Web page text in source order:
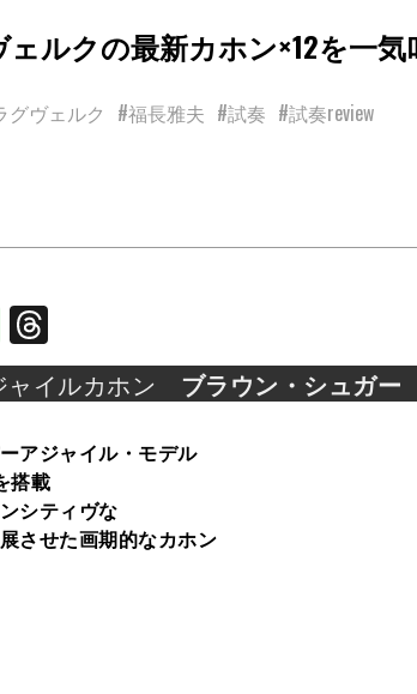
ルクの最新カホン×12を一
グヴェルク #福長雅夫 #試奏 #試奏review
Line
イルカホン ブラウン・シュガー
アジャイル・モデル
搭載
シティヴな
させた画期的なカホン